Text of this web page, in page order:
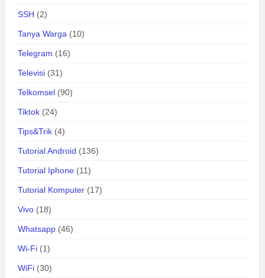
SSH (2)
Tanya Warga (10)
Telegram (16)
Televisi (31)
Telkomsel (90)
Tiktok (24)
Tips&Trik (4)
Tutorial Android (136)
Tutorial Iphone (11)
Tutorial Komputer (17)
Vivo (18)
Whatsapp (46)
Wi-Fi (1)
WiFi (30)